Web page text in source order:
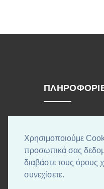
Χρησιμοποιούμε
προσωπικά σας
διαβάστε τους όρους
συνεχίσετε.
Τρόποι
Όροι χρήσης